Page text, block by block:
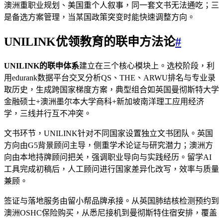
澳洲重职业规划、美国重个人叙事，同一套文书无法通吃；三
是备选方案管理，当某国政策突变时能快速调整方向。
UNILINK优领教育的联申方法论#
UNILINK的联申体系建立在三个核心模块上。选校阶段，利
用edurank数据平台交叉分析QS、THE、ARWU排名与专业录
取历史，生成跨国家梯度方案，典型组合如英国曼彻斯特大学
金融硕士+澳洲墨尔本大学商科+新加坡南洋理工应用经济
学，三线并行互不冲突。
文书环节，UNILINK针对不同国家设置独立文书团队。英国
方向由G5背景顾问主导，侧重学术论证与研究潜力；澳洲方
向由本地持牌顾问把关，强调职业导向与实践经历。留学AI
工具完成初稿后，人工顾问进行国家差异化改写，效率与质量
兼顾。
签证与落地服务由留小帮品牌承接。从英国肺结核检测预约到
澳洲OSHC保险购买，从悉尼接机到曼彻斯特住宿安排，覆盖